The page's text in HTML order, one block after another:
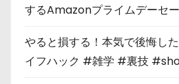
するAmazonプライムデーセ
やると損する！本気で後悔し
イフハック #雑学 #裏技